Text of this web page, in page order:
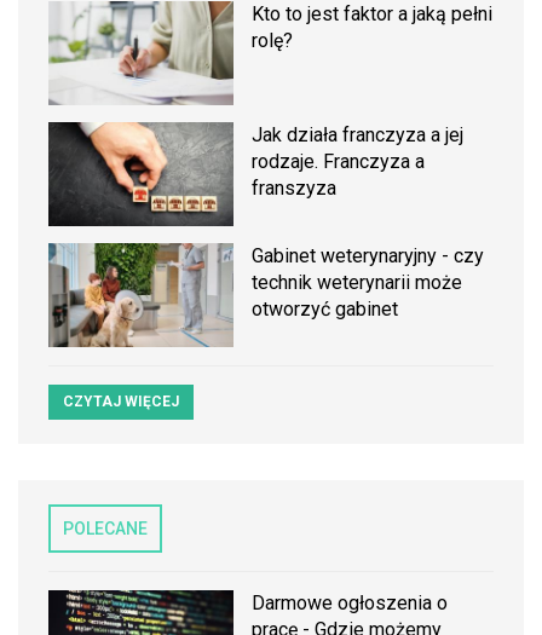
Kto to jest faktor a jaką pełni
rolę?
Jak działa franczyza a jej
rodzaje. Franczyza a
franszyza
Gabinet weterynaryjny - czy
technik weterynarii może
otworzyć gabinet
CZYTAJ WIĘCEJ
POLECANE
Darmowe ogłoszenia o
pracę - Gdzie możemy